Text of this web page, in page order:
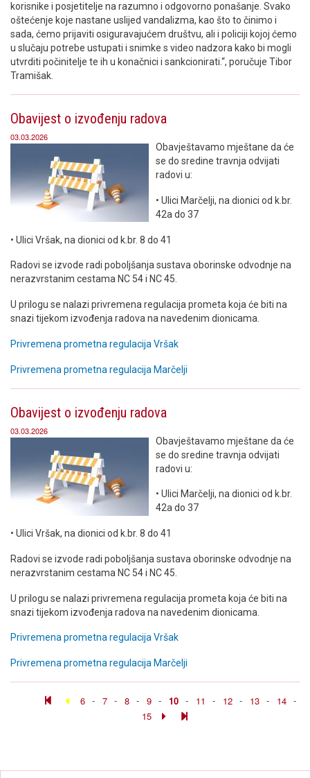
korisnike i posjetitelje na razumno i odgovorno ponašanje. Svako
oštećenje koje nastane uslijed vandalizma, kao što to činimo i
sada, ćemo prijaviti osiguravajućem društvu, ali i policiji kojoj ćemo
u slučaju potrebe ustupati i snimke s video nadzora kako bi mogli
utvrditi počinitelje te ih u konačnici i sankcionirati.“, poručuje Tibor
Tramišak.
Obavijest o izvođenju radova
03.03.2026
Obavještavamo mještane da će
se do sredine travnja odvijati
radovi u:
• Ulici Marčelji, na dionici od k.br.
42a do 37
• Ulici Vršak, na dionici od k.br. 8 do 41
Radovi se izvode radi poboljšanja sustava oborinske odvodnje na
nerazvrstanim cestama NC 54 i NC 45.
U prilogu se nalazi privremena regulacija prometa koja će biti na
snazi tijekom izvođenja radova na navedenim dionicama.
Privremena prometna regulacija Vršak
Privremena prometna regulacija Marčelji
Obavijest o izvođenju radova
03.03.2026
Obavještavamo mještane da će
se do sredine travnja odvijati
radovi u:
• Ulici Marčelji, na dionici od k.br.
42a do 37
• Ulici Vršak, na dionici od k.br. 8 do 41
Radovi se izvode radi poboljšanja sustava oborinske odvodnje na
nerazvrstanim cestama NC 54 i NC 45.
U prilogu se nalazi privremena regulacija prometa koja će biti na
snazi tijekom izvođenja radova na navedenim dionicama.
Privremena prometna regulacija Vršak
Privremena prometna regulacija Marčelji
6 - 7 - 8 - 9 - 10 - 11 - 12 - 13 - 14 -
15